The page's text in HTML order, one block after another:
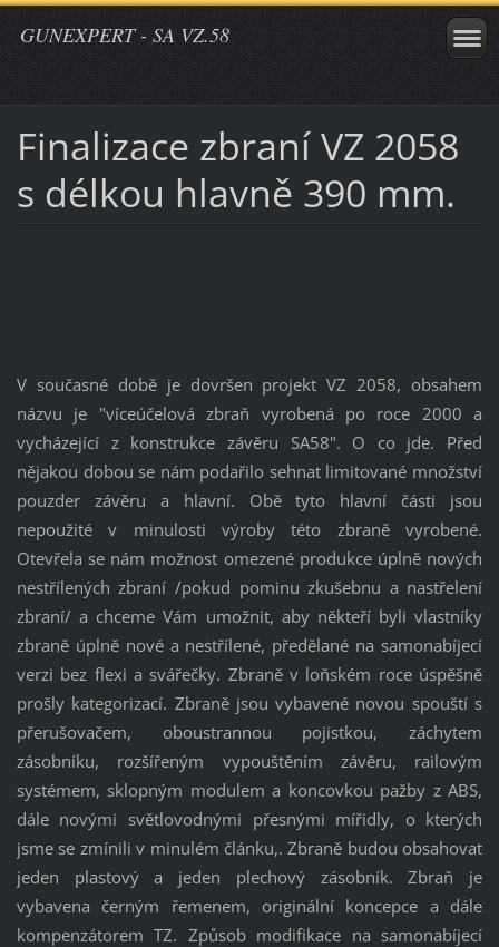
GUNEXPERT - SA VZ.58
Finalizace zbraní VZ 2058
s délkou hlavně 390 mm.
V současné době je dovršen projekt VZ 2058, obsahem
názvu je "víceúčelová zbraň vyrobená po roce 2000 a
vycházející z konstrukce závěru SA58". O co jde. Před
nějakou dobou se nám podařilo sehnat limitované množství
pouzder závěru a hlavní. Obě tyto hlavní části jsou
nepoužité v minulosti výroby této zbraně vyrobené.
Otevřela se nám možnost omezené produkce úplně nových
nestřílených zbraní /pokud pominu zkušebnu a nastřelení
zbraní/ a chceme Vám umožnit, aby někteří byli vlastníky
zbraně úplně nové a nestřílené, předělané na samonabíjecí
verzi bez flexi a svářečky. Zbraně v loňském roce úspěšně
prošly kategorizací. Zbraně jsou vybavené novou spouští s
přerušovačem, oboustrannou pojistkou, záchytem
zásobníku, rozšířeným vypouštěním závěru, railovým
systémem, sklopným modulem a koncovkou pažby z ABS,
dále novými světlovodnými přesnými mířidly, o kterých
jsme se zmínili v minulém článku,. Zbraně budou obsahovat
jeden plastový a jeden plechový zásobník. Zbraň je
vybavena černým řemenem, originální koncepce a dále
kompenzátorem TZ. Způsob modifikace na samonabíjecí